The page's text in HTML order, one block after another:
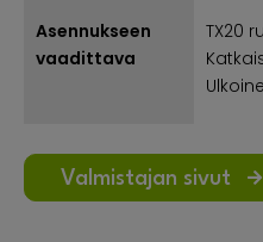
Asennukseen
vaadittava
TX20
Valmistajan sivut